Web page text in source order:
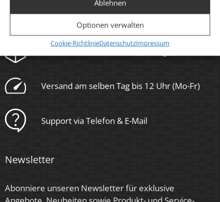
Ablehnen
Optionen verwalten
Cookie-RichtlinieDatenschutzImpressum
kostenloser Versand (DE)
Versand am selben Tag bis 12 Uhr (Mo-Fr)
Support via Telefon & E-Mail
Newsletter
Abonniere unseren Newsletter für exklusive